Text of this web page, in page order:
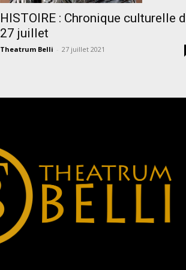
HISTOIRE : Chronique culturelle
27 juillet
Theatrum Belli - 27 juillet 2021